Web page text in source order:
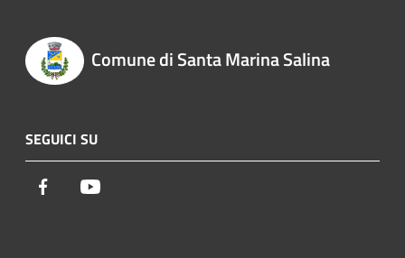
Comune di Santa Marina Salina
SEGUICI SU
Facebook